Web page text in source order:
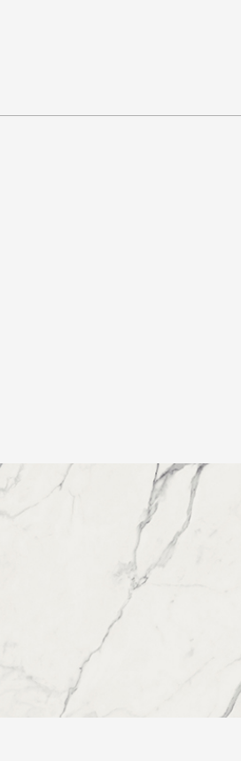
Beste Koop 600X1200 Signoria Statuario
Light